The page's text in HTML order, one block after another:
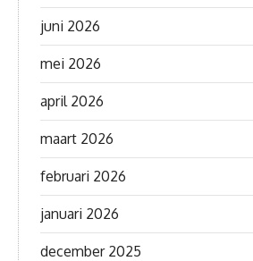
juni 2026
mei 2026
april 2026
maart 2026
februari 2026
januari 2026
december 2025